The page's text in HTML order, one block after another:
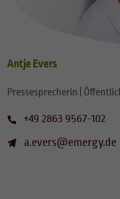
Antje Evers
Pressesprecherin |
+49 2863 9567-102
a.evers@emergy.de